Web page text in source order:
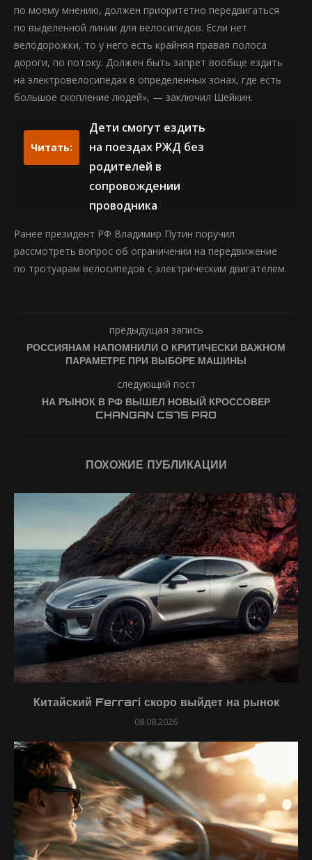
по моему мнению, должен приоритетно передвигаться
по выделенной линии для велосипедов. Если нет
велодорожки, то у него есть крайняя правая полоса
дороги, по потоку. Должен быть запрет вообще ездить
на электровелосипедах в определенных зонах, где есть
большое скопление людей», — заключил Шейкин.
Читать:
Дети смогут ездить
на поездах РЖД без
родителей в
сопровождении
проводника
Ранее президент РФ Владимир Путин поручил
рассмотреть вопрос об ограничении на передвижение
по тротуарам велосипедов с электрическим двигателем.
предыдущая запись
РОССИЯНАМ НАПОМНИЛИ О КРИТИЧЕСКИ ВАЖНОМ
ПАРАМЕТРЕ ПРИ ВЫБОРЕ МАШИНЫ
следующий пост
НА РЫНОК В РФ ВЫШЕЛ НОВЫЙ КРОССОВЕР
CHANGAN CS75 PRO
ПОХОЖИЕ ПУБЛИКАЦИИ
Китайский Ferrari скоро выйдет на рынок
08.08.2026